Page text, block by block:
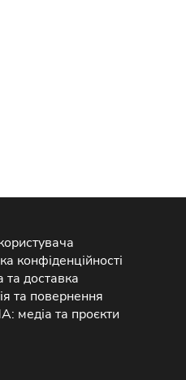
конфіденційності
та доставка
та повернення
медіа та проєкти